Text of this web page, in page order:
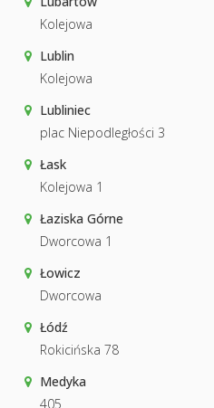
Kolejowa
Lublin
Kolejowa
Lubliniec
plac Niepodległości 3
Łask
Kolejowa 1
Łaziska Górne
Dworcowa 1
Łowicz
Dworcowa
Łódź
Rokicińska 78
Medyka
405